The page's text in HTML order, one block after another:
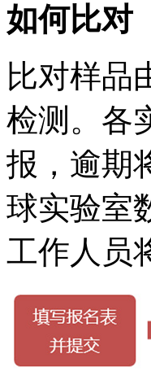
如何比对
比对样品
检测。各
报，逾期
球实验室
工作人员